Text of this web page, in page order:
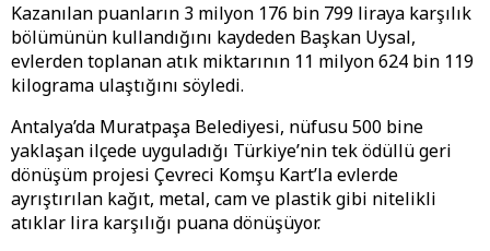
Kazanılan puanların 3 milyon 176 bin 799 liraya karşılık
bölümünün kullandığını kaydeden Başkan Uysal,
evlerden toplanan atık miktarının 11 milyon 624 bin 119
kilograma ulaştığını söyledi.
Antalya’da Muratpaşa Belediyesi, nüfusu 500 bine
yaklaşan ilçede uyguladığı Türkiye’nin tek ödüllü geri
dönüşüm projesi Çevreci Komşu Kart’la evlerde
ayrıştırılan kağıt, metal, cam ve plastik gibi nitelikli
atıklar lira karşılığı puana dönüşüyor.